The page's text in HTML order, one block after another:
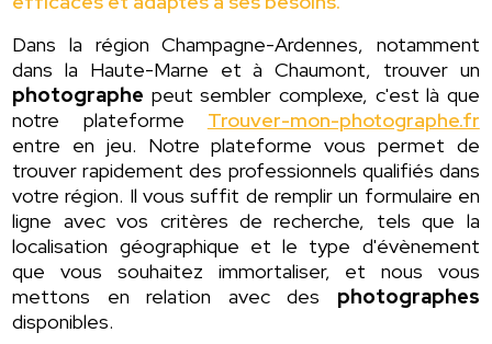
Dans la région Champagne-Ardennes, notamment
dans la Haute-Marne et à Chaumont, trouver un
photographe peut sembler complexe, c'est là que
notre plateforme Trouver-mon-photographe.fr
entre en jeu. Notre plateforme vous permet de
trouver rapidement des professionnels qualifiés dans
votre région. Il vous suffit de remplir un formulaire en
ligne avec vos critères de recherche, tels que la
localisation géographique et le type d'évènement
que vous souhaitez immortaliser, et nous vous
mettons en relation avec des photographes
disponibles.